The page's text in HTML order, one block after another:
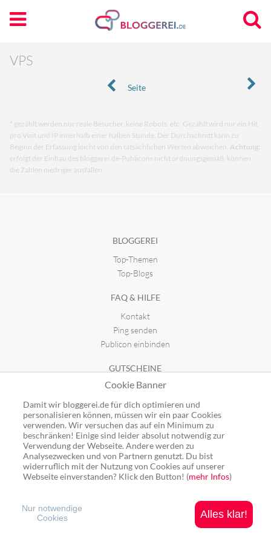
VPS
Seite
* gezählt werden nur reale Besucher, keine Robots, etc. Gezählt wird nur ein Hit
pro Visit und IP innerhalb einer halben Stunde. Der Durchschnitt kann zu
Beginn der Erfassung leicht von den tatsächlichen Werten abweichen. Achtung:
erfolgt der Einbau des bloggerei.de-Publicons nicht ordnungsgemäß, können
die Zahlen niedriger ausfallen.
BLOGGEREI
Top-Themen
Top-Blogs
FAQ & HILFE
Kontakt
Ping senden
Publicon einbinden
GUTSCHEINE
Top-Gutscheine
Alle Shops
Ping: http://rpc.bloggerei.de/ping/ (*nur für angemeldete Blogs)
Blogverzeichnis Bloggerei.de © 2006 - 2026
Cookie Banner
Damit wir bloggerei.de für dich optimieren und
personalisieren können, müssen wir ein paar Cookies
verwenden. Wir versuchen das auf ein Minimum zu
beschränken! Einige sind leider absolut notwendig zur
Verwendung der Webseite. Andere werden zu
Analysezwecken und von Partnern genutzt. Du bist
widerruflich mit der Nutzung von Cookies auf unserer
Webseite einverstanden? Klick den Button! (mehr Infos)
Alles klar!
Nur notwendige
Cookies